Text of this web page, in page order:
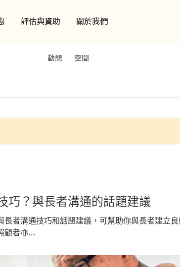
評估與資助 關於我們
動態 空間
巧？與長者溝通的話題建議
長者溝通技巧和話題建議，可幫助你與長者建立
顧者亦...